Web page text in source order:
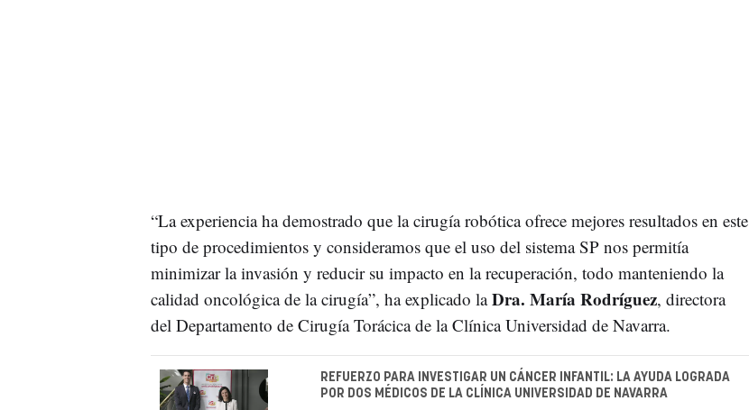
“La experiencia ha demostrado que la cirugía robótica ofrece mejores resultados en este
tipo de procedimientos y consideramos que el uso del sistema SP nos permitía
minimizar la invasión y reducir su impacto en la recuperación, todo manteniendo la
calidad oncológica de la cirugía”, ha explicado laDra. María Rodríguez, directora
del Departamento de Cirugía Torácica de la Clínica Universidad de Navarra.
REFUERZO PARA INVESTIGAR UN CÁNCER INFANTIL: LA AYUDA LOGRADA
POR DOS MÉDICOS DE LA CLÍNICA UNIVERSIDAD DE NAVARRA